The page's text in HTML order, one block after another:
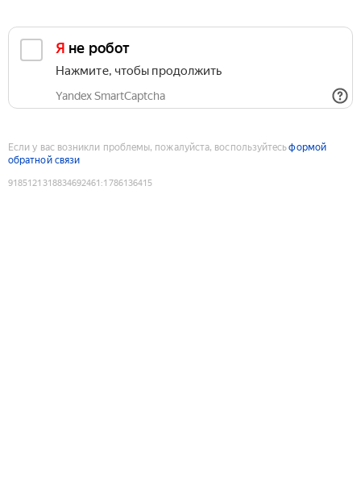
Я не робот
Нажмите, чтобы продолжить
Yandex SmartCaptcha
Если у вас возникли проблемы, пожалуйста, воспользуйтесьформой
обратной связи
9185121318834692461 :1786136415